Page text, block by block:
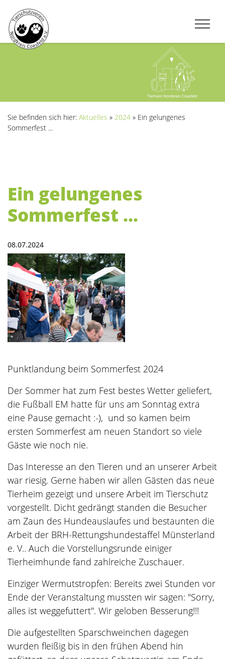
Sie befinden sich hier: Aktuelles » 2024 » Ein gelungenes
Sommerfest ...
Ein gelungenes
Sommerfest ...
08.07.2024
Punktlandung beim Sommerfest 2024
Der Sommer hat zum Fest bestes Wetter geliefert,
die Fußball EM hatte für uns am Sonntag extra
eine Pause gemacht :-), und so kamen beim
ersten Sommerfest am neuen Standort so viele
Gäste wie noch nie.
Das Interesse an den Tieren und an unserer Arbeit
war riesig. Gerne haben wir allen Gästen das neue
Tierheim gezeigt und unsere Arbeit im Tierschutz
vorgestellt. Dicht gedrängt standen die Besucher
am Zaun des Hundeauslaufes und bestaunten die
Arbeit der BRH-Rettungshundestaffel Münsterland
e. V.. Auch die Vorstellungsrunde einiger
Tierheimhunde fand zahlreiche Zuschauer.
Einziger Wermutstropfen: Bereits zwei Stunden vor
Ende der Veranstaltung mussten wir sagen: "Sorry,
alles ist weggefuttert". Wir geloben Besserung!!!
Die aufgestellten Sparschweinchen dagegen
wurden fleißig bis in den frühen Abend hin